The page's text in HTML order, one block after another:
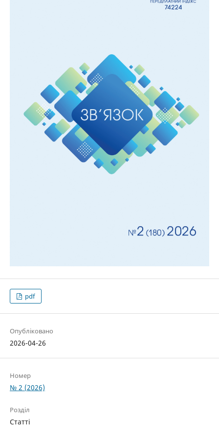
pdf
Опубліковано
2026-04-26
Номер
№ 2 (2026)
Розділ
Статті